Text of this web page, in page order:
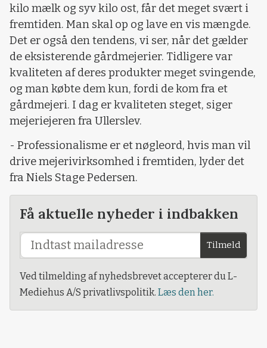
kilo mælk og syv kilo ost, får det meget svært i
fremtiden. Man skal op og lave en vis mængde.
Det er også den tendens, vi ser, når det gælder
de eksisterende gårdmejerier. Tidligere var
kvaliteten af deres produkter meget svingende,
og man købte dem kun, fordi de kom fra et
gårdmejeri. I dag er kvaliteten steget, siger
mejeriejeren fra Ullerslev.
- Professionalisme er et nøgleord, hvis man vil
drive mejerivirksomhed i fremtiden, lyder det
fra Niels Stage Pedersen.
Få aktuelle nyheder i indbakken
Tilmeld
Ved tilmelding af nyhedsbrevet accepterer du L-
Mediehus A/S privatlivspolitik. Læs den her.